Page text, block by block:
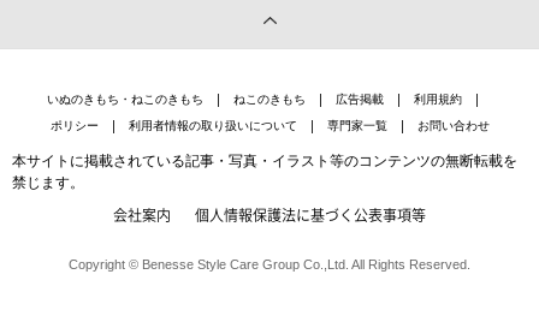
いぬのきもち・ねこのきもち ねこのきもち 広告掲載
利用規約
ポリシー
利用者情報の取り扱いについて 専門家一覧 お問い合わせ
本サイトに掲載されている記事・写真・イラスト等のコンテンツの無断転載を
禁じます。
会社案内 個人情報保護法に基づく公表事項等
Copyright © Benesse Style Care Group Co.,Ltd. All Rights Reserved.